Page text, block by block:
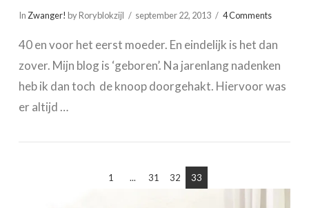
In Zwanger! by Roryblokzijl september 22, 2013 4 Comments
40 en voor het eerst moeder. En eindelijk is het dan
zover. Mijn blog is ‘geboren’. Na jarenlang nadenken
heb ik dan toch de knoop doorgehakt. Hiervoor was
er altijd …
1 ... 31 32 33